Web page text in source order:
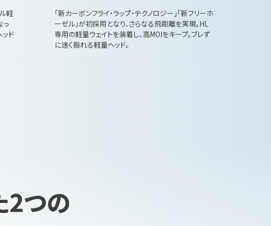
軽
っ
ド
「新カーボンフライ・ラップ・テクノロジー」「新フリーホ
ーゼル」が初採用となり、さらなる飛距離を実現。HL
専用の軽量ウェイトを装着し、高MOIをキープ。ブレず
に速く振れる軽量ヘッド。
2つの